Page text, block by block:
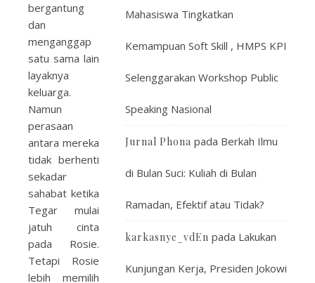
bergantung
dan
menganggap
satu sama lain
layaknya
keluarga.
Namun
perasaan
antara mereka
tidak berhenti
sekadar
sahabat ketika
Tegar mulai
jatuh cinta
pada Rosie.
Tetapi Rosie
lebih memilih
Mahasiswa Tingkatkan
Kemampuan Soft Skill , HMPS KPI
Selenggarakan Workshop Public
Speaking Nasional
Jurnal Phona pada Berkah Ilmu
di Bulan Suci: Kuliah di Bulan
Ramadan, Efektif atau Tidak?
karkasnye_vdEn pada Lakukan
Kunjungan Kerja, Presiden Jokowi